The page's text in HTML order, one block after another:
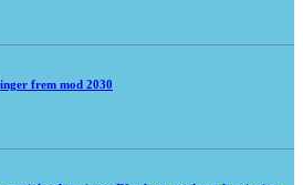
frem mod 2030